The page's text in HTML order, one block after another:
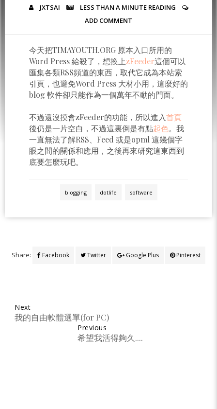
JXTSAI LESS THAN A MINUTEREADING
ADD COMMENT
今天把TIMAYOUTH.ORG 原本入口所用的
Word Press 給殺了，想換上zFeeder這個可以
匯集各類RSS頻道的東西，取代它成為本站索
引頁，也避免Word Press 大材小用，這麼好的
blog 軟件卻只能作為一個萬年不動的門面。
不過還沒摸會zFeeder的功能，所以進入首頁
後仍是一片空白，不過這裏倒是有點起色。我
一直無法了解RSS、Feed 或是opml 這幾個字
眼之間的關係和應用，之後再來研究這東西到
底要怎麼玩吧。
blogging dotlife software
Share: Facebook Twitter Google Plus Pinterest
Next
我的自由軟體選單(for PC)
Previous
希望我活得夠久....